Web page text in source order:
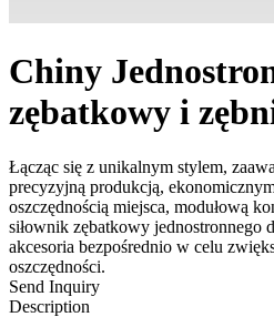
Chiny
zębatkowy i
Łącząc się z unikalnym stylem,
precyzyjną produkcją,
oszczędnością miejsca, modułową
siłownik zębatkowy jednostronnego
akcesoria bezpośrednio w celu
oszczędności.
Send Inquiry
Description